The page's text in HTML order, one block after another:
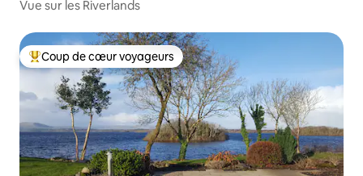
Vue sur les Riverlands
Coups de cœur voyageurs les plus appréciés
Coup de cœur voyageurs